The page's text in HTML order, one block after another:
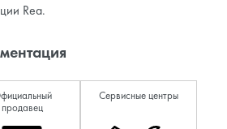
Rea.
продавец
Сервисные центры